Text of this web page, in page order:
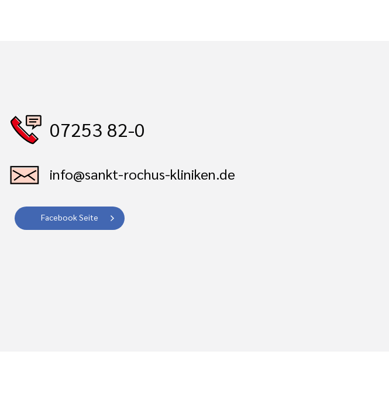
07253 82-0
info@sankt-rochus-kliniken.de
Facebook Seite